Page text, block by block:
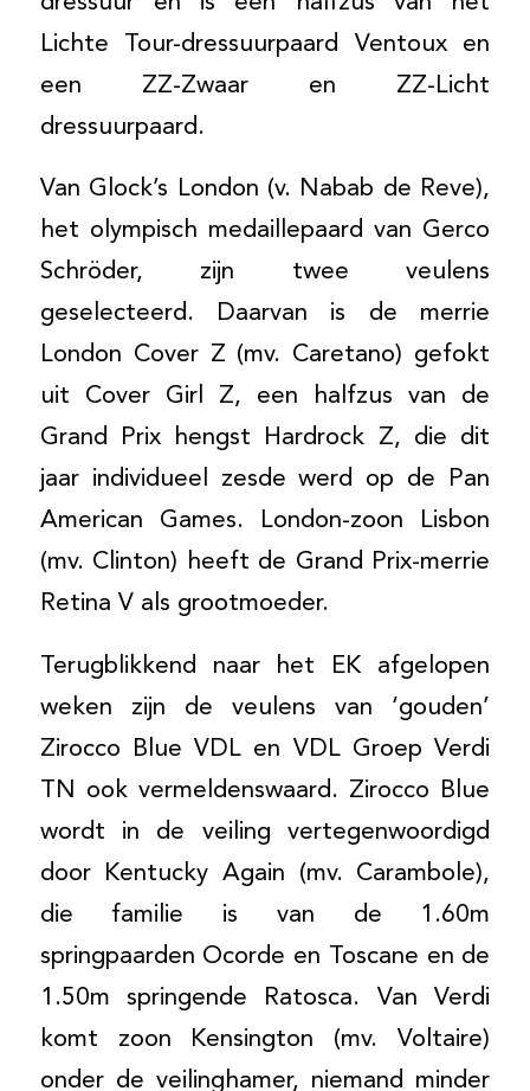
Lichte Tour-dressuurpaard Ventoux en
een ZZ-Zwaar en ZZ-Licht
dressuurpaard.
Van Glock’s London (v. Nabab de Reve),
het olympisch medaillepaard van Gerco
Schröder, zijn twee veulens
geselecteerd. Daarvan is de merrie
London Cover Z (mv. Caretano) gefokt
uit Cover Girl Z, een halfzus van de
Grand Prix hengst Hardrock Z, die dit
jaar individueel zesde werd op de Pan
American Games. London-zoon Lisbon
(mv. Clinton) heeft de Grand Prix-merrie
Retina V als grootmoeder.
Terugblikkend naar het EK afgelopen
weken zijn de veulens van ‘gouden’
Zirocco Blue VDL en VDL Groep Verdi
TN ook vermeldenswaard. Zirocco Blue
wordt in de veiling vertegenwoordigd
door Kentucky Again (mv. Carambole),
die familie is van de 1.60m
springpaarden Ocorde en Toscane en de
1.50m springende Ratosca. Van Verdi
komt zoon Kensington (mv. Voltaire)
onder de veilinghamer, niemand minder